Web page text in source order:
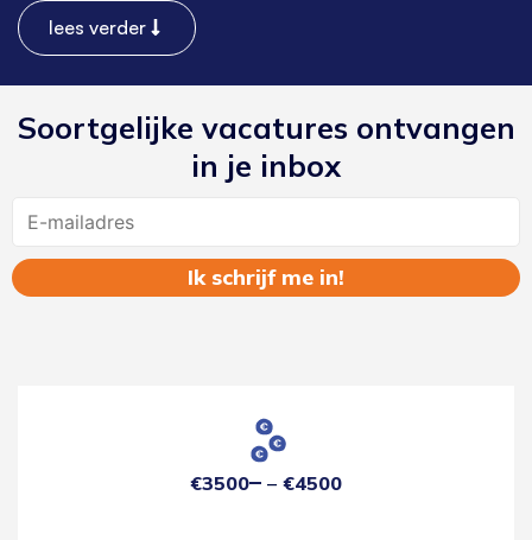
lees verder
Soortgelijke vacatures ontvangen
in je inbox
€3500 €4500